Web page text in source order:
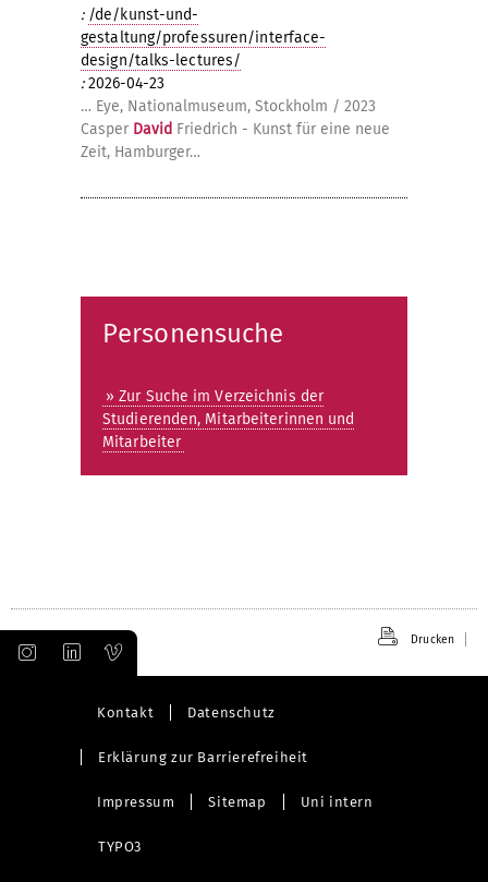
: /de/kunst-und-
gestaltung/professuren/interface-
design/talks-lectures/
:2026-04-23
… Eye, Nationalmuseum, Stockholm / 2023
Casper David Friedrich - Kunst für eine neue
Zeit, Hamburger…
Personensuche
» Zur Suche im Verzeichnis der
Studierenden, Mitarbeiterinnen und
Mitarbeiter
Drucken
Kontakt Datenschutz
Erklärung zur Barrierefreiheit
Impressum Sitemap Uni intern
TYPO3